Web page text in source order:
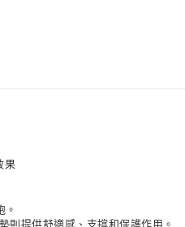
NT$80，滿NT$1,500(含以上)免運費
果
。
提供舒適感、支撐和保護作用。